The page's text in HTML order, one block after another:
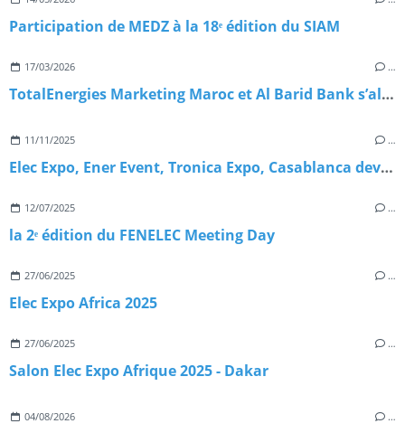
Participation de MEDZ à la 18ᵉ édition du SIAM
17/03/2026 …
TotalEnergies Marketing Maroc et Al Barid Bank s’allient pour rapprocher les services financiers du quotidien des Marocains
11/11/2025 …
Elec Expo, Ener Event, Tronica Expo, Casablanca devient la capitale africaine de l’innovation énergétique
12/07/2025 …
la 2ᵉ édition du FENELEC Meeting Day
27/06/2025 …
Elec Expo Africa 2025
27/06/2025 …
Salon Elec Expo Afrique 2025 - Dakar
04/08/2026 …